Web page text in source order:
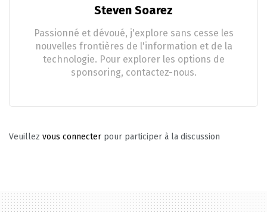
Steven Soarez
Passionné et dévoué, j'explore sans cesse les
nouvelles frontières de l'information et de la
technologie. Pour explorer les options de
sponsoring, contactez-nous.
Veuillez vous connecter pour participer à la discussion